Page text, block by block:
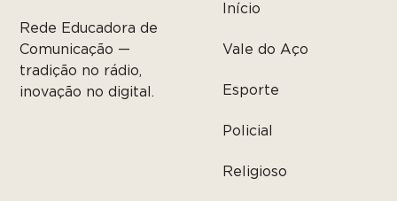
Rede Educadora de
Comunicação —
tradição no rádio,
inovação no digital.
Início
Vale do Aço
Esporte
Policial
Religioso